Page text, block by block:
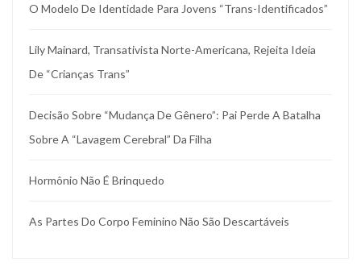
O Modelo De Identidade Para Jovens “trans-Identificados”
Lily Mainard, Transativista Norte-Americana, Rejeita Ideia
De “crianças Trans”
Decisão Sobre “mudança De Gênero”: Pai Perde A Batalha
Sobre A “lavagem Cerebral” Da Filha
Hormônio Não É Brinquedo
As Partes Do Corpo Feminino Não São Descartáveis